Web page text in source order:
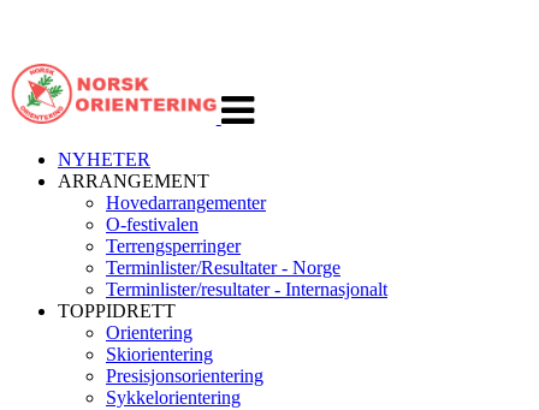
navigasjon
NYHETER
ARRANGEMENT
Hovedarrangementer
O-festivalen
Terrengsperringer
Terminlister/Resultater - Norge
Terminlister/resultater - Internasjonalt
TOPPIDRETT
Orientering
Skiorientering
Presisjonsorientering
Sykkelorientering